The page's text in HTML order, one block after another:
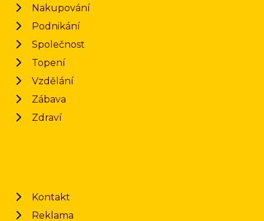
Nakupování
Podnikání
Společnost
Topení
Vzdělání
Zábava
Zdraví
Kontakt
Reklama